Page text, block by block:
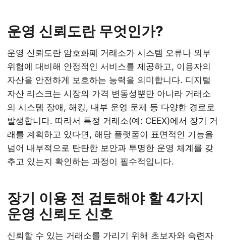
운영 신뢰도란 무엇인가?
운영 신뢰도란 암호화폐 거래소가 시스템 오류나 외부
위협에 대비해 안정적인 서비스를 제공하고, 이용자의
자산을 안전하게 보호하는 능력을 의미합니다. 디지털
자산 리스크는 시장의 가격 변동성뿐만 아니라 거래소
의 시스템 장애, 해킹, 내부 운영 문제 등 다양한 경로로
발생합니다. 따라서 특정 거래소(예: CEEX)에서 장기 거
래를 계획하고 있다면, 해당 플랫폼이 표면적인 기능을
넘어 내부적으로 탄탄한 보안과 투명한 운영 체계를 갖
추고 있는지 확인하는 과정이 필수적입니다.
장기 이용 전 검토해야 할 4가지
운영 신뢰도 신호
신뢰할 수 있는 거래소를 가리기 위해 초보자와 숙련자